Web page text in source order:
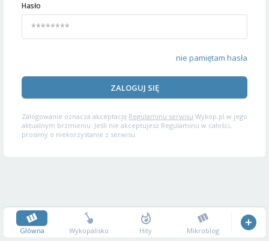
Hasło
nie pamiętam hasła
ZALOGUJ SIĘ
Zalogowanie oznacza akceptację Regulaminu serwisu Wykop.pl w jego
aktualnym brzmieniu. Jeśli nie akceptujesz Regulaminu w całości,
prosimy o niekorzystanie z serwisu.
Główna Wykopalisko Hity Mikroblog